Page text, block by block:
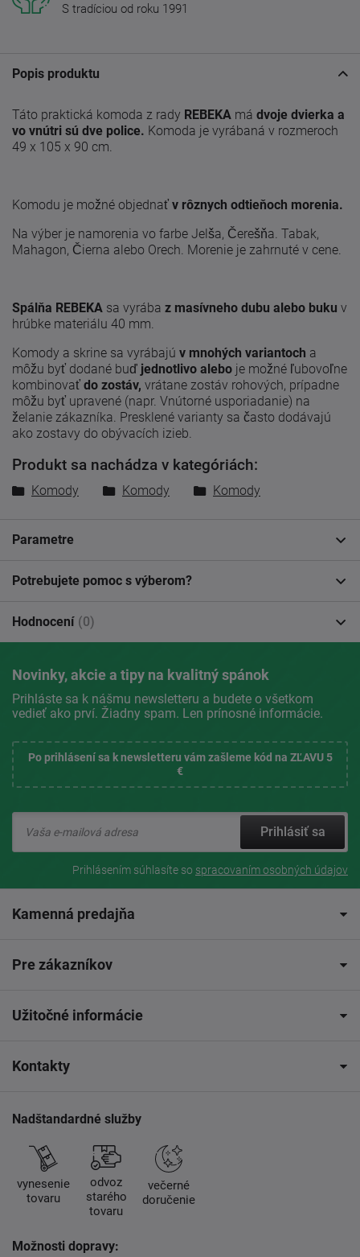
S tradíciou od roku 1991
Popis produktu
Táto praktická komoda z rady REBEKA má dvoje dvierka a
vo vnútri sú dve police. Komoda je vyrábaná v rozmeroch
49 x 105 x 90 cm.
Komodu je možné objednať v rôznych odtieňoch morenia.
Na výber je namorenia vo farbe Jelša, Čerešňa. Tabak,
Mahagon, Čierna alebo Orech. Morenie je zahrnuté v cene.
Spálňa REBEKA sa vyrába z masívneho dubu alebo buku v
hrúbke materiálu 40 mm.
Komody a skrine sa vyrábajú v mnohých variantoch a
môžu byť dodané buď jednotlivo alebo je možné ľubovoľne
kombinovať do zostáv, vrátane zostáv rohových, prípadne
môžu byť upravené (napr. Vnútorné usporiadanie) na
želanie zákazníka. Presklené varianty sa často dodávajú
ako zostavy do obývacích izieb.
Produkt sa nachádza v kategóriách:
Komody Komody Komody
Parametre
Potrebujete pomoc s výberom?
Hodnocení (0)
Novinky, akcie a tipy na kvalitný spánok
Prihláste sa k nášmu newsletteru a budete o všetkom
vedieť ako prví. Žiadny spam. Len prínosné informácie.
Po prihlásení sa k newsletteru vám zašleme kód na ZĽAVU 5
€
Prihlásiť sa
Prihlásením súhlasíte so spracovaním osobných údajov
Kamenná predajňa
Pre zákazníkov
Užitočné informácie
Kontakty
Nadštandardné služby
vynesenie
tovaru
odvoz
starého
tovaru
večerné
doručenie
Možnosti dopravy: